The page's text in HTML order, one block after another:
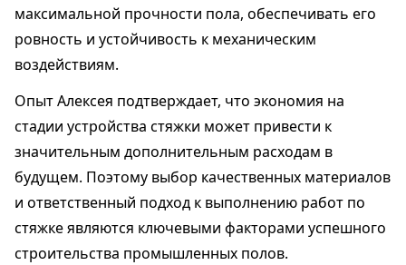
максимальной прочности пола, обеспечивать его
ровность и устойчивость к механическим
воздействиям.
Опыт Алексея подтверждает, что экономия на
стадии устройства стяжки может привести к
значительным дополнительным расходам в
будущем. Поэтому выбор качественных материалов
и ответственный подход к выполнению работ по
стяжке являются ключевыми факторами успешного
строительства промышленных полов.